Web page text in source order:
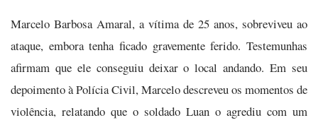
Marcelo Barbosa Amaral, a vítima de 25 anos, sobreviveu ao
ataque, embora tenha ficado gravemente ferido. Testemunhas
afirmam que ele conseguiu deixar o local andando. Em seu
depoimento à Polícia Civil, Marcelo descreveu os momentos de
violência, relatando que o soldado Luan o agrediu com um